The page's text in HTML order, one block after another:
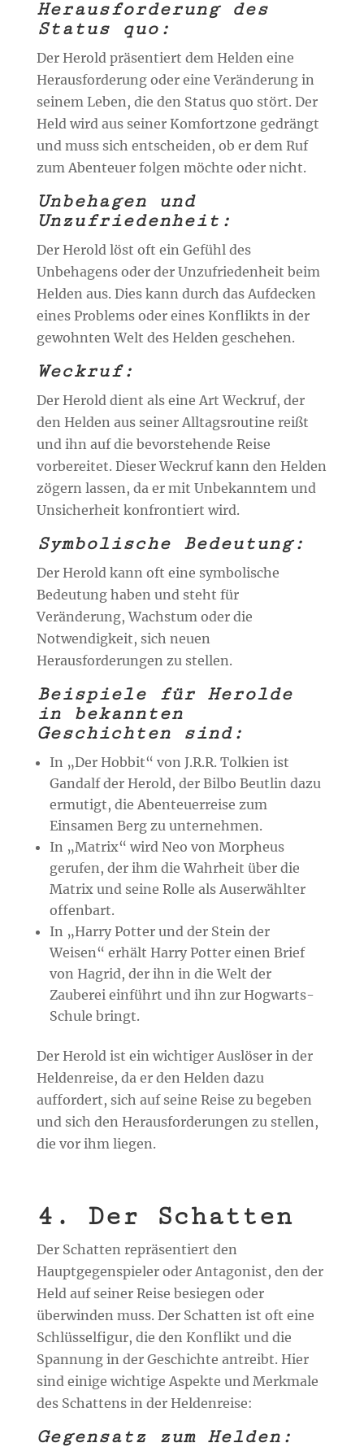
Herausforderung des
Status quo:
Der Herold präsentiert dem Helden eine
Herausforderung oder eine Veränderung in
seinem Leben, die den Status quo stört. Der
Held wird aus seiner Komfortzone gedrängt
und muss sich entscheiden, ob er dem Ruf
zum Abenteuer folgen möchte oder nicht.
Unbehagen und
Unzufriedenheit:
Der Herold löst oft ein Gefühl des
Unbehagens oder der Unzufriedenheit beim
Helden aus. Dies kann durch das Aufdecken
eines Problems oder eines Konflikts in der
gewohnten Welt des Helden geschehen.
Weckruf:
Der Herold dient als eine Art Weckruf, der
den Helden aus seiner Alltagsroutine reißt
und ihn auf die bevorstehende Reise
vorbereitet. Dieser Weckruf kann den Helden
zögern lassen, da er mit Unbekanntem und
Unsicherheit konfrontiert wird.
Symbolische Bedeutung:
Der Herold kann oft eine symbolische
Bedeutung haben und steht für
Veränderung, Wachstum oder die
Notwendigkeit, sich neuen
Herausforderungen zu stellen.
Beispiele für Herolde
in bekannten
Geschichten sind:
In „Der Hobbit“ von J.R.R. Tolkien ist
Gandalf der Herold, der Bilbo Beutlin dazu
ermutigt, die Abenteuerreise zum
Einsamen Berg zu unternehmen.
In „Matrix“ wird Neo von Morpheus
gerufen, der ihm die Wahrheit über die
Matrix und seine Rolle als Auserwählter
offenbart.
In „Harry Potter und der Stein der
Weisen“ erhält Harry Potter einen Brief
von Hagrid, der ihn in die Welt der
Zauberei einführt und ihn zur Hogwarts-
Schule bringt.
Der Herold ist ein wichtiger Auslöser in der
Heldenreise, da er den Helden dazu
auffordert, sich auf seine Reise zu begeben
und sich den Herausforderungen zu stellen,
die vor ihm liegen.
4. Der Schatten
Der Schatten repräsentiert den
Hauptgegenspieler oder Antagonist, den der
Held auf seiner Reise besiegen oder
überwinden muss. Der Schatten ist oft eine
Schlüsselfigur, die den Konflikt und die
Spannung in der Geschichte antreibt. Hier
sind einige wichtige Aspekte und Merkmale
des Schattens in der Heldenreise:
Gegensatz zum Helden: